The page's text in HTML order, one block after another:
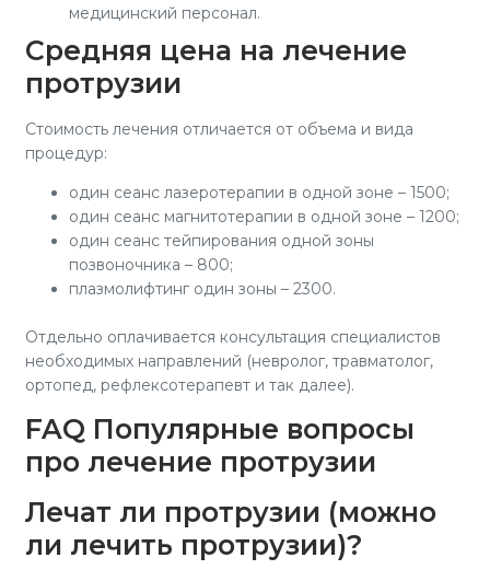
медицинский персонал.
Средняя цена на лечение
протрузии
Стоимость лечения отличается от объема и вида
процедур:
один сеанс лазеротерапии в одной зоне – 1500;
один сеанс магнитотерапии в одной зоне – 1200;
один сеанс тейпирования одной зоны
позвоночника – 800;
плазмолифтинг один зоны – 2300.
Отдельно оплачивается консультация специалистов
необходимых направлений (невролог, травматолог,
ортопед, рефлексотерапевт и так далее).
FAQ Популярные вопросы
про лечение протрузии
Лечат ли протрузии (можно
ли лечить протрузии)?